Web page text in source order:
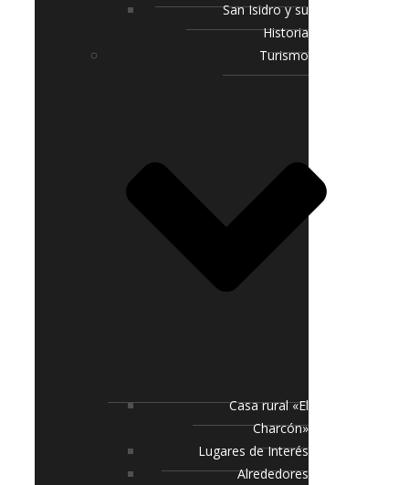
San Isidro y su
Historia
Turismo
Casa rural «El
Charcón»
Lugares de Interés
Alrededores